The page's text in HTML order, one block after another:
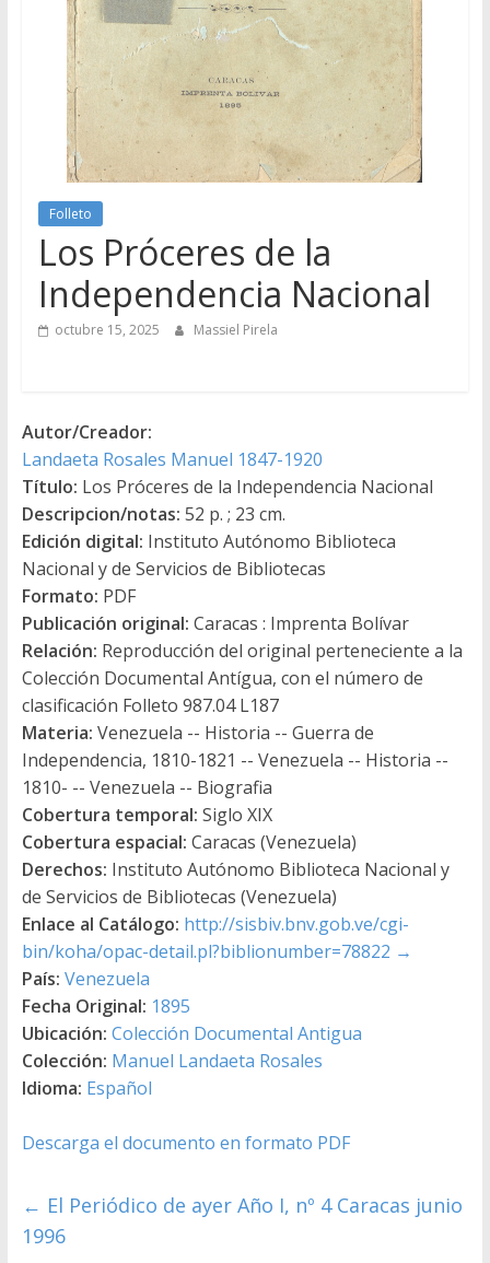
Folleto
Los Próceres de la
Independencia Nacional
octubre 15, 2025 Massiel Pirela
Autor/Creador:
Landaeta Rosales Manuel 1847-1920
Título: Los Próceres de la Independencia Nacional
Descripcion/notas: 52 p. ; 23 cm.
Edición digital: Instituto Autónomo Biblioteca
Nacional y de Servicios de Bibliotecas
Formato: PDF
Publicación original: Caracas : Imprenta Bolívar
Relación: Reproducción del original perteneciente a la
Colección Documental Antígua, con el número de
clasificación Folleto 987.04 L187
Materia: Venezuela -- Historia -- Guerra de
Independencia, 1810-1821 -- Venezuela -- Historia --
1810- -- Venezuela -- Biografia
Cobertura temporal: Siglo XIX
Cobertura espacial: Caracas (Venezuela)
Derechos: Instituto Autónomo Biblioteca Nacional y
de Servicios de Bibliotecas (Venezuela)
Enlace al Catálogo: http://sisbiv.bnv.gob.ve/cgi-
bin/koha/opac-detail.pl?biblionumber=78822 →
País: Venezuela
Fecha Original: 1895
Ubicación: Colección Documental Antigua
Colección: Manuel Landaeta Rosales
Idioma: Español
Descarga el documento en formato PDF
← El Periódico de ayer Año I, nº 4 Caracas junio
1996